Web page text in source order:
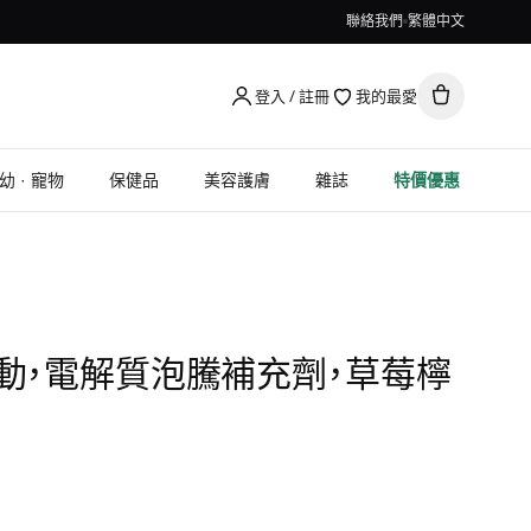
聯絡我們 繁體中文
登入 / 註冊 我的最愛
· 寵物 保健品 美容護膚 雜誌 特價優惠
，電解質泡騰補充劑，草莓檸